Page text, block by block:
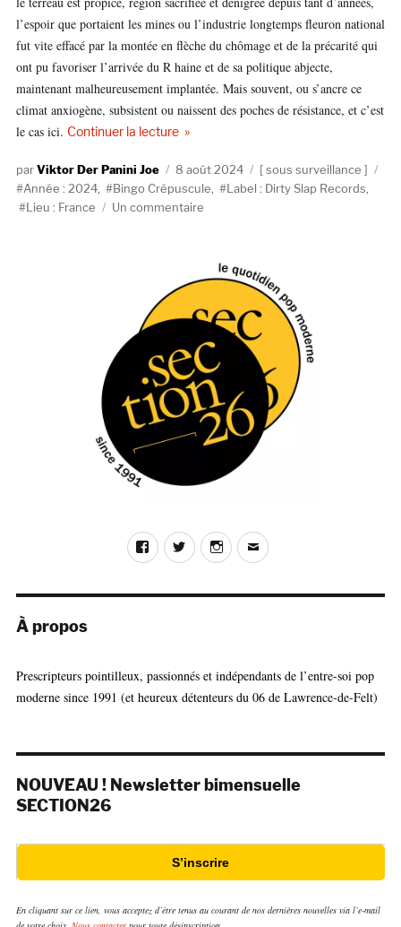
l’espoir que portaient les mines ou l’industrie longtemps fleuron national
fut vite effacé par la montée en flèche du chômage et de la précarité qui
ont pu favoriser l’arrivée du R haine et de sa politique abjecte,
maintenant malheureusement implantée. Mais souvent, ou s’ancre ce
climat anxiogène, subsistent ou naissent des poches de résistance, et c’est
le cas ici. Continuer la lecturede « Sous Surveillance : Bingo
AuteurViktor Der Panini Joe
Publié
le
8 août 2024 Catégories
sous surveillance
Année : 2024, Bingo Crépuscule Label : Dirty Slap Records
Lieu : France
Un commentaire
Bingo
Crépuscule
FacebookTwitterInstagram
E-
À propos
Prescripteurs pointilleux, passionnés et indépendants de l’entre-soi pop
moderne since 1991 (et heureux détenteurs du 06 de Lawrence-de-Felt)
NOUVEAU ! Newsletter bimensuelle
SECTION26
S’inscrire
En cliquant sur ce lien, vous acceptez d’être tenus au courant de nos dernières nouvelles via l’e-mail